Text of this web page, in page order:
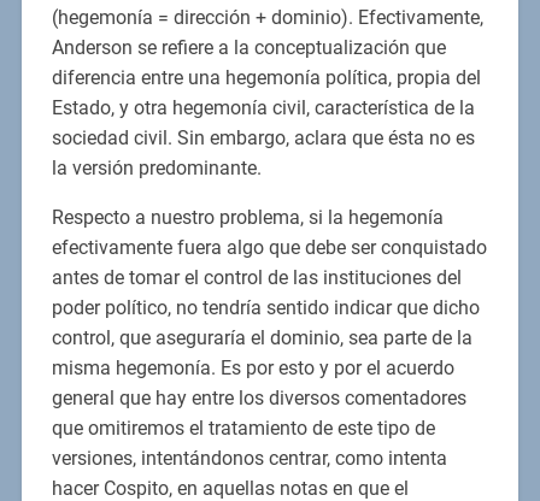
(hegemonía = dirección + dominio). Efectivamente,
Anderson se refiere a la conceptualización que
diferencia entre una hegemonía política, propia del
Estado, y otra hegemonía civil, característica de la
sociedad civil. Sin embargo, aclara que ésta no es
la versión predominante.
Respecto a nuestro problema, si la hegemonía
efectivamente fuera algo que debe ser conquistado
antes de tomar el control de las instituciones del
poder político, no tendría sentido indicar que dicho
control, que aseguraría el dominio, sea parte de la
misma hegemonía. Es por esto y por el acuerdo
general que hay entre los diversos comentadores
que omitiremos el tratamiento de este tipo de
versiones, intentándonos centrar, como intenta
hacer Cospito, en aquellas notas en que el